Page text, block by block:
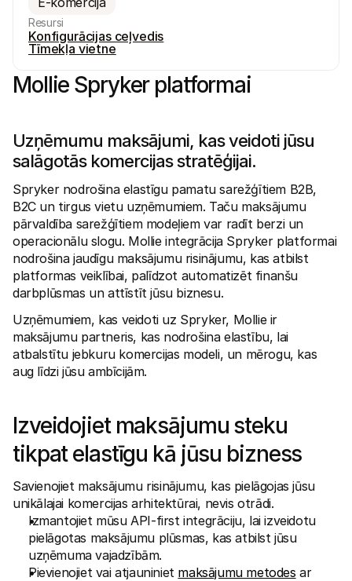
Resursi
Konfigurācijas ceļvedis
Tīmekļa vietne
Mollie Spryker platformai
Uzņēmumu maksājumi, kas veidoti jūsu
salāgotās komercijas stratēģijai.
Spryker nodrošina elastīgu pamatu sarežģītiem B2B,
B2C un tirgus vietu uzņēmumiem. Taču maksājumu
pārvaldība sarežģītiem modeļiem var radīt berzi un
operacionālu slogu. Mollie integrācija Spryker platformai
nodrošina jaudīgu maksājumu risinājumu, kas atbilst
platformas veiklībai, palīdzot automatizēt finanšu
darbplūsmas un attīstīt jūsu biznesu.
Uzņēmumiem, kas veidoti uz Spryker, Mollie ir
maksājumu partneris, kas nodrošina elastību, lai
atbalstītu jebkuru komercijas modeli, un mērogu, kas
aug līdzi jūsu ambīcijām.
Izveidojiet maksājumu steku
tikpat elastīgu kā jūsu bizness
Savienojiet maksājumu risinājumu, kas pielāgojas jūsu
unikālajai komercijas arhitektūrai, nevis otrādi.
Izmantojiet mūsu API-first integrāciju, lai izveidotu
pielāgotas maksājumu plūsmas, kas atbilst jūsu
uzņēmuma vajadzībām.
Pievienojiet vai atjauniniet maksājumu metodes ar
Atklājiet izstrādātāju resursus un jaunumus
Bibliotēkas
Integrējiet Mollie ar gatavām bibliotēkām
Pievienojieties mūsu izstrādātāju kopienai
Par Mollie
Cenas
Skatīt mūsu cenas
Par mums
Uzziniet vairāk par mūsu stāstu un
vērtībām
Jaunumi
Lasiet jaunākās Mollie ziņas
Karjeras
Nāc strādāt pie mums – mēs
meklējam kolēģus!
jūsu
Sazināties
Pircējiem
Uzziniet, kāpēc Mollie ir jūsu bankas izrakstā
Sazinieties ar pārdošanas komandu
Atklājiet, kā mēs varam palīdzēt jūsu uzņēmumam